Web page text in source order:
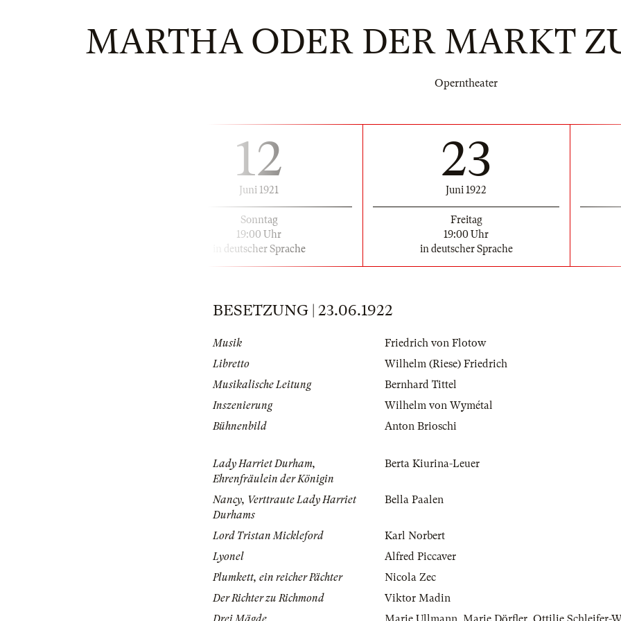
MARTHA ODER DER MARKT
Operntheater
12
Juni 1921
Sonntag
19:00 Uhr
in deutscher Sprache
23
Juni 1922
Freitag
19:00 Uhr
in deutscher Sprache
BESETZUNG | 23.06.1922
Musik
Friedrich von Flotow
Libretto
Wilhelm (Riese) Friedrich
Musikalische Leitung
Bernhard Tittel
Inszenierung
Wilhelm von Wymétal
Bühnenbild
Anton Brioschi
Lady Harriet Durham,
Ehrenfräulein der Königin
Berta Kiurina-Leuer
Nancy, Verttraute Lady Harriet
Durhams
Bella Paalen
Lord Tristan Mickleford
Karl Norbert
Lyonel
Alfred Piccaver
Plumkett, ein reicher Pächter
Nicola Zec
Der Richter zu Richmond
Viktor Madin